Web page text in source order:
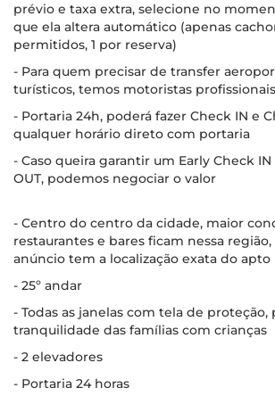
prévio e taxa extra, selecione no
que ela altera automático (apenas
permitidos, 1 por reserva)
- Para quem precisar de transfer
turísticos, temos motoristas
- Portaria 24h, poderá fazer Check IN e
qualquer horário direto com portaria
- Caso queira garantir um Early Check
OUT, podemos negociar o valor
- Centro do centro da cidade, maior
restaurantes e bares ficam nessa
anúncio tem a localização exata do apto
- 25º andar
- Todas as janelas com tela de proteção,
tranquilidade das famílias com crianças
- 2 elevadores
- Portaria 24 horas